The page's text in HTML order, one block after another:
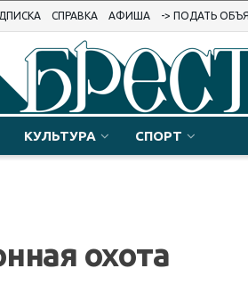
СПРАВКА АФИША -> ПОДАТЬ
КУЛЬТУРА СПОРТ
охота